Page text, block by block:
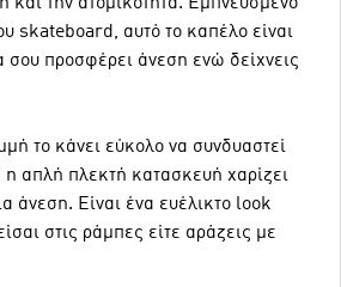
skateboard, αυτό το καπέλο είναι
σου προσφέρει άνεση ενώ δείχνεις
το κάνει εύκολο να συνδυαστεί
απλή πλεκτή κατασκευή χαρίζει
άνεση. Είναι ένα ευέλικτο look
στις ράμπες είτε αράζεις με